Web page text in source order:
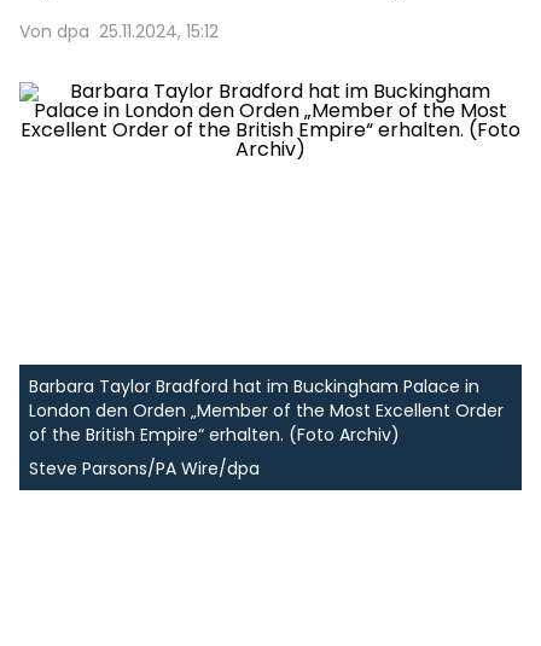
Von dpa 25.11.2024, 15:12
Barbara Taylor Bradford hat im Buckingham Palace in
London den Orden „Member of the Most Excellent Order
of the British Empire“ erhalten. (Foto Archiv)
Steve Parsons/PA Wire/dpa